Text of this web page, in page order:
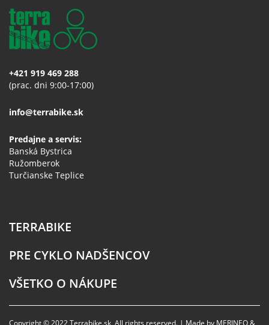
+421 919 469 288
(prac. dni 9:00-17:00)
info@terrabike.sk
Predajne a servis:
Banská Bystrica
Ružomberok
Turčianske Teplice
TERRABIKE
PRE CYKLO NADŠENCOV
VŠETKO O NÁKUPE